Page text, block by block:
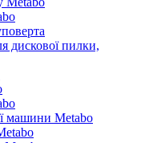
дискової пилки,
машини Metabo